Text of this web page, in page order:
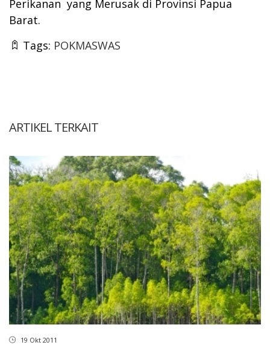
Perikanan yang Merusak di Provinsi Papua
Barat.
Tags: POKMASWAS
ARTIKEL TERKAIT
19 Okt 2011